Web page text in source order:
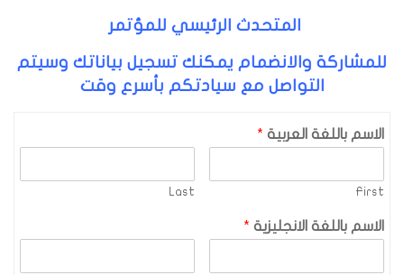
المتحدث الرئيسي للمؤتمر
للمشاركة والانضمام يمكنك تسجيل بياناتك وسيتم
التواصل مع سيادتكم بأسرع وقت
الاسم باللغة العربية *
First
Last
الاسم باللغة الانجليزية *